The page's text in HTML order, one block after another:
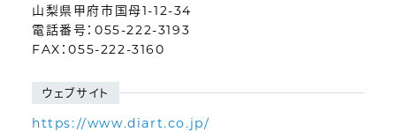
山梨県甲府市国母1-12-34
電話番号：055-222-3193
FAX：055-222-3160
ウェブサイト
https://www.diart.co.jp/